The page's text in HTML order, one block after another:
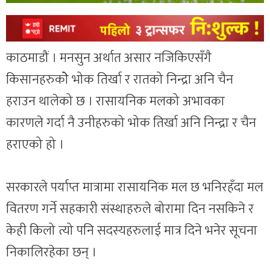
काठमाडौं । मनसुन अर्थात असार नजिकिएसँगै
किसानहरुकोे भोक तिर्खा र रातको निन्द्रा अनि चैन
हराउन थालेको छ । रासायनिक मलको अभावका
कारणले गर्दा नै उनीहरुको भोक तिर्खा अनि निन्द्रा र चैन
हराएको हो ।
सरकारले पर्याप्त मात्रामा रासायनिक मल छ भनिरहँदा मल
वितरण गर्ने सहकारी संस्थाहरुले बोरामा दिन नसकिने र
केही किलो त्यो पनि सदस्यहरुलाई मात्र दिने भनेर सूचना
निकालिरहेका छन् ।